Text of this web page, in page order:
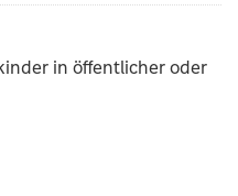
in öffentlicher oder